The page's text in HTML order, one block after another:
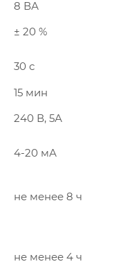
8 ВА
± 20 %
30 с
15 мин
240 В, 5А
4-20 мА
не менее 8 ч
не менее 4 ч